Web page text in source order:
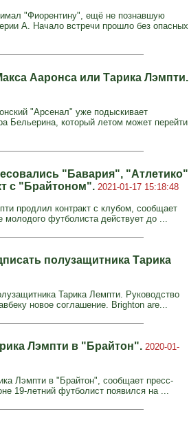
"Фиорентину", ещё не познавшую
А. Начало встречи прошло без опасных
Ааронса или Тарика Лэмпти.
"Арсенал" уже подыскивает
Бельерина, который летом может перейти
"Бавария", "Атлетико"
с "Брайтоном". 2021-01-17 15:18:48
продлил контракт с клубом, сообщает
футболиста действует до ...
полузащитника Тарика
Тарика Лемпти. Руководство
новое соглашение. Brighton are...
Лэмпти в "Брайтон". 2020-01-
Лэмпти в "Брайтон", сообщает пресс-
19-летний футболист появился на ...